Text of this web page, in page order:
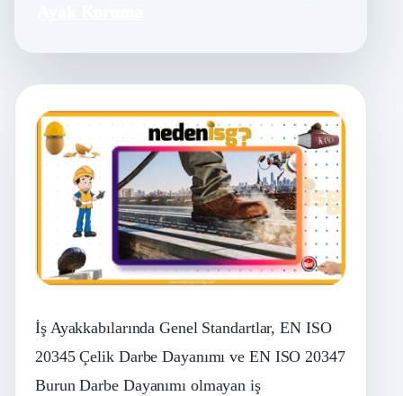
İş Ayakkabılarında Genel Standartlar, EN ISO
20345 Çelik Darbe Dayanımı ve EN ISO 20347
Burun Darbe Dayanımı olmayan iş